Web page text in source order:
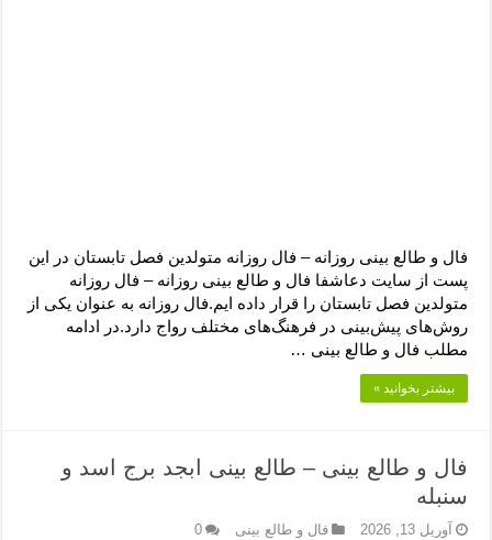
فال و طالع بینی روزانه – فال روزانه متولدین فصل تابستان در این
پست از سایت دعاشفا فال و طالع بینی روزانه – فال روزانه
متولدین فصل تابستان را قرار داده ایم.فال روزانه به عنوان یکی از
روش‌های پیش‌بینی در فرهنگ‌های مختلف رواج دارد.در ادامه
مطلب فال و طالع بینی …
بیشتر بخوانید »
فال و طالع بینی – طالع بینی ابجد برج اسد و
سنبله
آوریل 13, 2026 فال و طالع بینی 0